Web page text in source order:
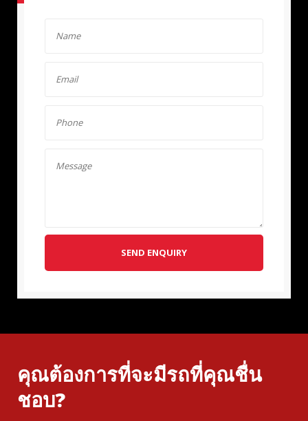
SEND ENQUIRY
คุณต้องการที่จะมีรถที่คุณชื่น
ชอบ?